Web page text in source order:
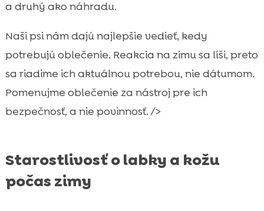
a druhý ako náhradu.
Naši psi nám dajú najlepšie vedieť, kedy
potrebujú oblečenie. Reakcia na zimu sa líši, preto
sa riadime ich aktuálnou potrebou, nie dátumom.
Pomenujme oblečenie za nástroj pre ich
bezpečnosť, a nie povinnosť. />
Starostlivosť o labky a kožu
počas zimy